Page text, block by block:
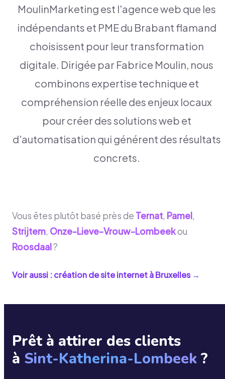
MoulinMarketing est l'agence web que les
indépendants et PME du Brabant flamand
choisissent pour leur transformation
digitale. Dirigée par Fabrice Moulin, nous
combinons expertise technique et
compréhension réelle des enjeux locaux
pour créer des solutions web et
d'automatisation qui générent des résultats
concrets.
Vous êtes plutôt basé près de Ternat, Pamel,
Strijtem, Onze-Lieve-Vrouw-Lombeekou
Roosdaal?
Voir aussi : création de site internet àBruxelles→
Prêt à attirer des clients
à Sint-Katherina-Lombeek ?